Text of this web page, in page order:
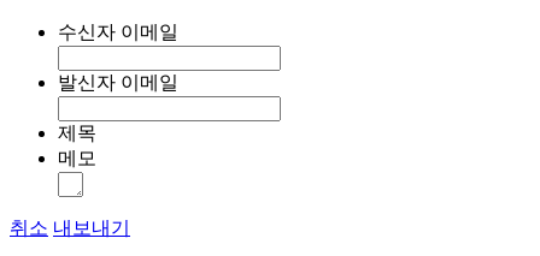
수신자 이메일
발신자 이메일
제목
메모
취소 내보내기